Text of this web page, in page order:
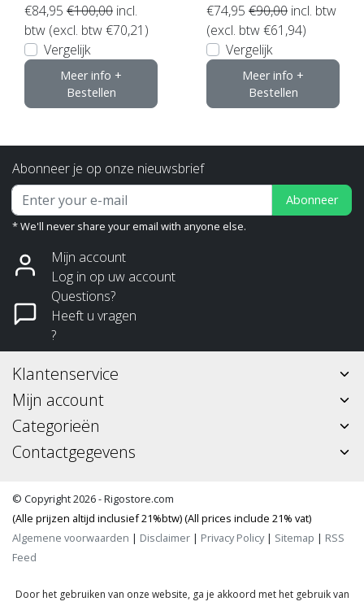
€84,95 €100,00 incl.
btw (excl. btw €70,21)
Vergelijk
Meer info +
Bestellen
€74,95 €90,00 incl. btw
(excl. btw €61,94)
Vergelijk
Meer info +
Bestellen
Abonneer je op onze nieuwsbrief
Abonneer
* We'll never share your email with anyone else.
Mijn account
Log in op uw account
Questions?
Heeft u vragen
?
Klantenservice
Mijn account
Categorieën
Contactgegevens
© Copyright 2026 - Rigostore.com
(Alle prijzen altijd inclusief 21%btw) (All prices include 21% vat)
Algemene voorwaarden | Disclaimer | Privacy Policy| Sitemap | RSS
Feed
Door het gebruiken van onze website, ga je akkoord met het gebruik van